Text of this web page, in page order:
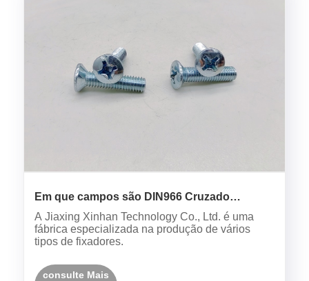
Em que campos são DIN966 Cruzado
parafuso de cabeça de contra -escala
Robesed Usado?
A Jiaxing Xinhan Technology Co., Ltd. é uma
fábrica especializada na produção de vários
tipos de fixadores.
consulte Mais